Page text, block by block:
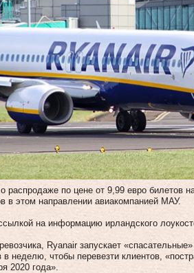
распродаже по цене от 9,99 евро билетов
в этом направлении авиакомпанией МАУ.
на информацию ирландского
Ryanair запускает
неделю, чтобы перевезти клиентов,
2020 года».